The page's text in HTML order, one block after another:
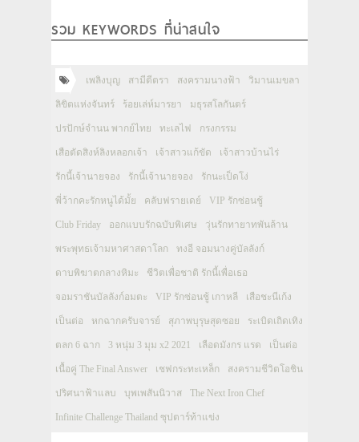
รวม KEYWORDS ที่น่าสนใจ
เพลิงบุญ สามีตีตรา สงครามนางฟ้า วิมานเมขลา
ลิขิตแห่งจันทร์ ร้อยเล่ห์มารยา มธุรสโลกันตร์
ปรปักษ์จำนน พากย์ไทย ทะเลไฟ กรงกรรม
เสือตัดสิงห์ลิงหลอกเจ้า เจ้าสาวแก้ขัด เจ้าสาวบ้านไร่
รักนี้เจ้านายจอง รักนี้เจ้านายจอง รักนะเป็ดโง่
พี่ว้ากคะรักหนูได้มั้ย คลับฟรายเดย์ VIP รักซ่อนชู้
Club Friday ออกแบบรักฉบับพิเศษ วุ่นรักทายาทพันล้าน
พระพุทธเจ้ามหาศาสดาโลก ทงอี จอมนางคู่บัลลังก์
ดาบพิฆาตกลางหิมะ ชีวิตเพื่อชาติ รักนี้เพื่อเธอ
จอมราชันบัลลังก์อมตะ VIP รักซ่อนชู้ เกาหลี เสือชะนีเก้ง
เป็นต่อ หกฉากครับจารย์ สุภาพบุรุษสุดซอย ระเบิดเถิดเทิง
ตลก 6 ฉาก 3 หนุ่ม 3 มุม x2 2021 เลือดมังกร แรด เป็นต่อ
เนื้อคู่ The Final Answer เชฟกระทะเหล็ก สงครามชีวิตโอชิน
ปริศนาฟ้าแลบ บุพเพสันนิวาส The Next Iron Chef
Infinite Challenge Thailand ซุปตาร์ท้าแข่ง